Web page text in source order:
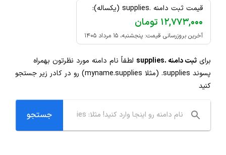
قیمت ثبت دامنه .supplies (یکساله):
۱۲,۷۷۳,۰۰۰ تومان
آخرین بروزرسانی قیمت: پنجشنبه، ۱۵ مرداد ۱۴۰۵
برای ثبت دامنه .supplies
لطفاً نام دامنه مورد نظرتون بهمراه
پسوند .supplies
(مثلا myname.supplies) رو در کادر زیر جستجو
کنید